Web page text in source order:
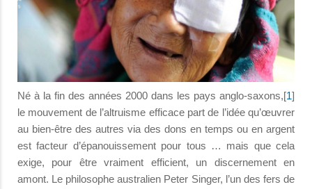
Né à la fin des années 2000 dans les pays anglo-saxons,[1]
le mouvement de l’altruisme efficace part de l’idée qu’œuvrer
au bien-être des autres via des dons en temps ou en argent
est facteur d’épanouissement pour tous … mais que cela
exige, pour être vraiment efficient, un discernement en
amont. Le philosophe australien Peter Singer, l’un des fers de